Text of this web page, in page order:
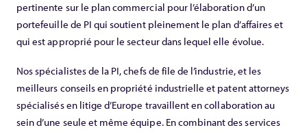
pertinente sur le plan commercial pour l’élaboration d’un
portefeuille de PI qui soutient pleinement le plan d’affaires et
qui est approprié pour le secteur dans lequel elle évolue.
Nos spécialistes de la PI, chefs de file de l’industrie, et les
meilleurs conseils en propriété industrielle et patent attorneys
spécialisés en litige d’Europe travaillent en collaboration au
sein d’une seule et même équipe. En combinant des services